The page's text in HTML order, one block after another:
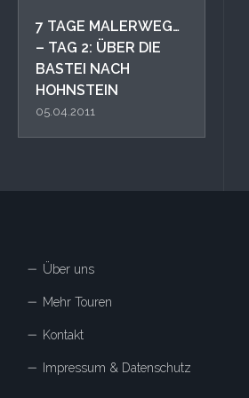
7 TAGE MALERWEG…
– TAG 2: ÜBER DIE
BASTEI NACH
HOHNSTEIN
05.04.2011
Über uns
Mehr Touren
Kontakt
Impressum & Datenschutz